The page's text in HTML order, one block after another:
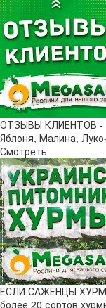
ОТЗЫВЫ КЛИЕНТОВ -
Яблоня, Малина,
Смотреть
ЕСЛИ САЖЕНЦЫ
более 20 сортов